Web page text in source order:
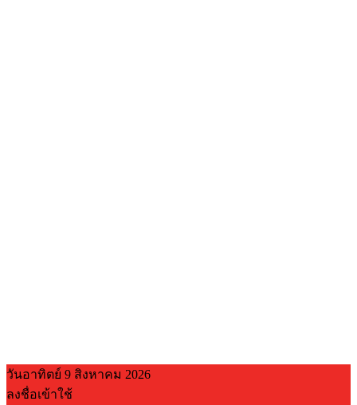
วันอาทิตย์ 9 สิงหาคม 2026
ลงชื่อเข้าใช้